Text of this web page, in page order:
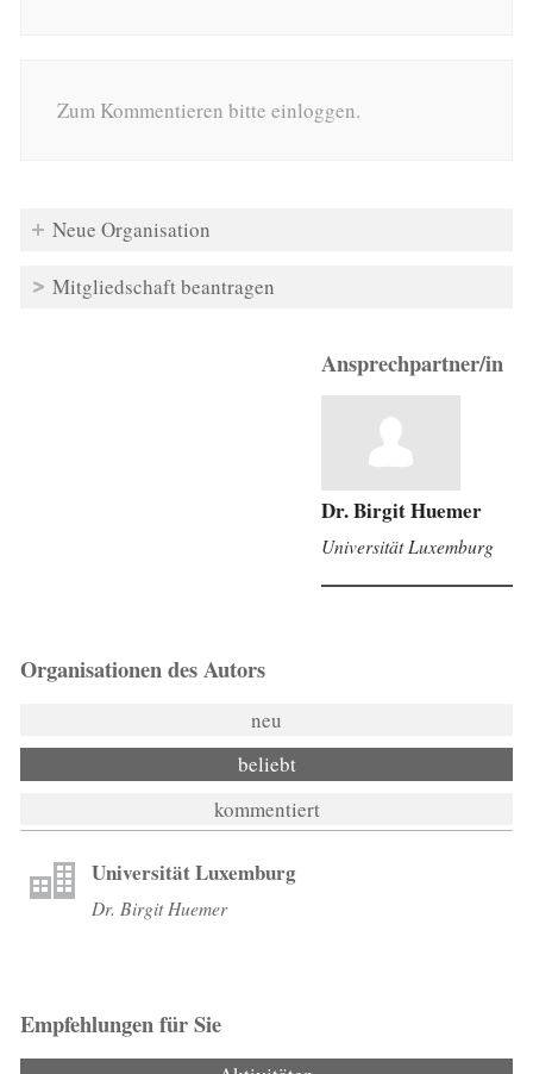
Zum Kommentieren bitte einloggen.
Neue Organisation
Mitgliedschaft beantragen
Ansprechpartner/in
Dr. Birgit Huemer
Universität Luxemburg
Organisationen des Autors
neu
beliebt
kommentiert
Universität Luxemburg
Dr. Birgit Huemer
Empfehlungen für Sie